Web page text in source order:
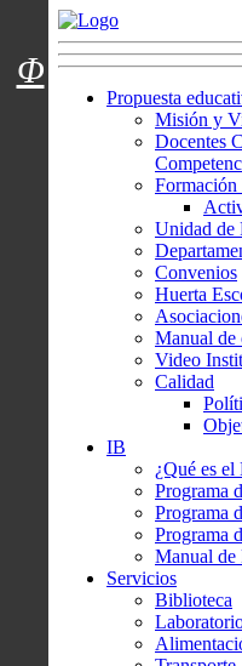
Menú usuarios
Propuesta
Misión y
Docentes
Formación
Unidad de
Convenios
Huerta
Manual de
Video
Calidad
IB
¿Qué es
Programa
Programa
Programa
Manual de
Servicios
Biblioteca
Φ